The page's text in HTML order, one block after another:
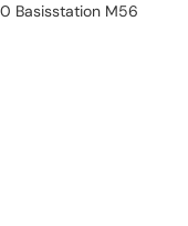
Basisstation M56